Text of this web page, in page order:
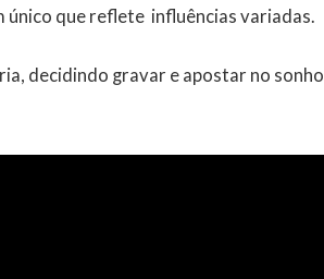
único que reflete influências variadas.
decidindo gravar e apostar no sonho